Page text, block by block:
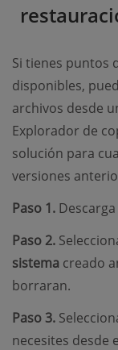
Si tienes puntos
disponibles,
archivos desde
Explorador de
solución para
versiones
Paso 1. Descarga
Paso 2.
sistema creado
borraran.
Paso 3.
necesites desde